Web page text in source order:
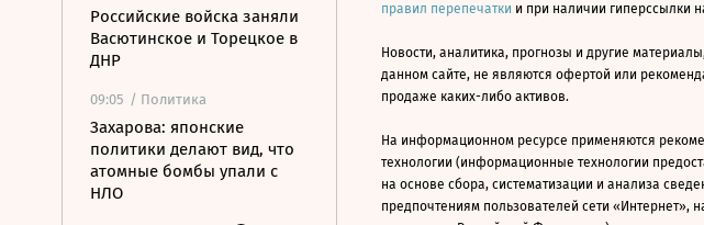
Российские войска заняли
Васютинское и Торецкое в
ДНР
09:05 / Политика
Захарова: японские
политики делают вид, что
атомные бомбы упали с
НЛО
правил перепечатки и при наличии гиперссылки
Новости, аналитика, прогнозы и другие
данном сайте, не являются офертой или
продаже каких-либо активов.
На информационном ресурсе применяются
технологии (информационные технологии
на основе сбора, систематизации и анализа
предпочтениям пользователей сети «Интернет»,